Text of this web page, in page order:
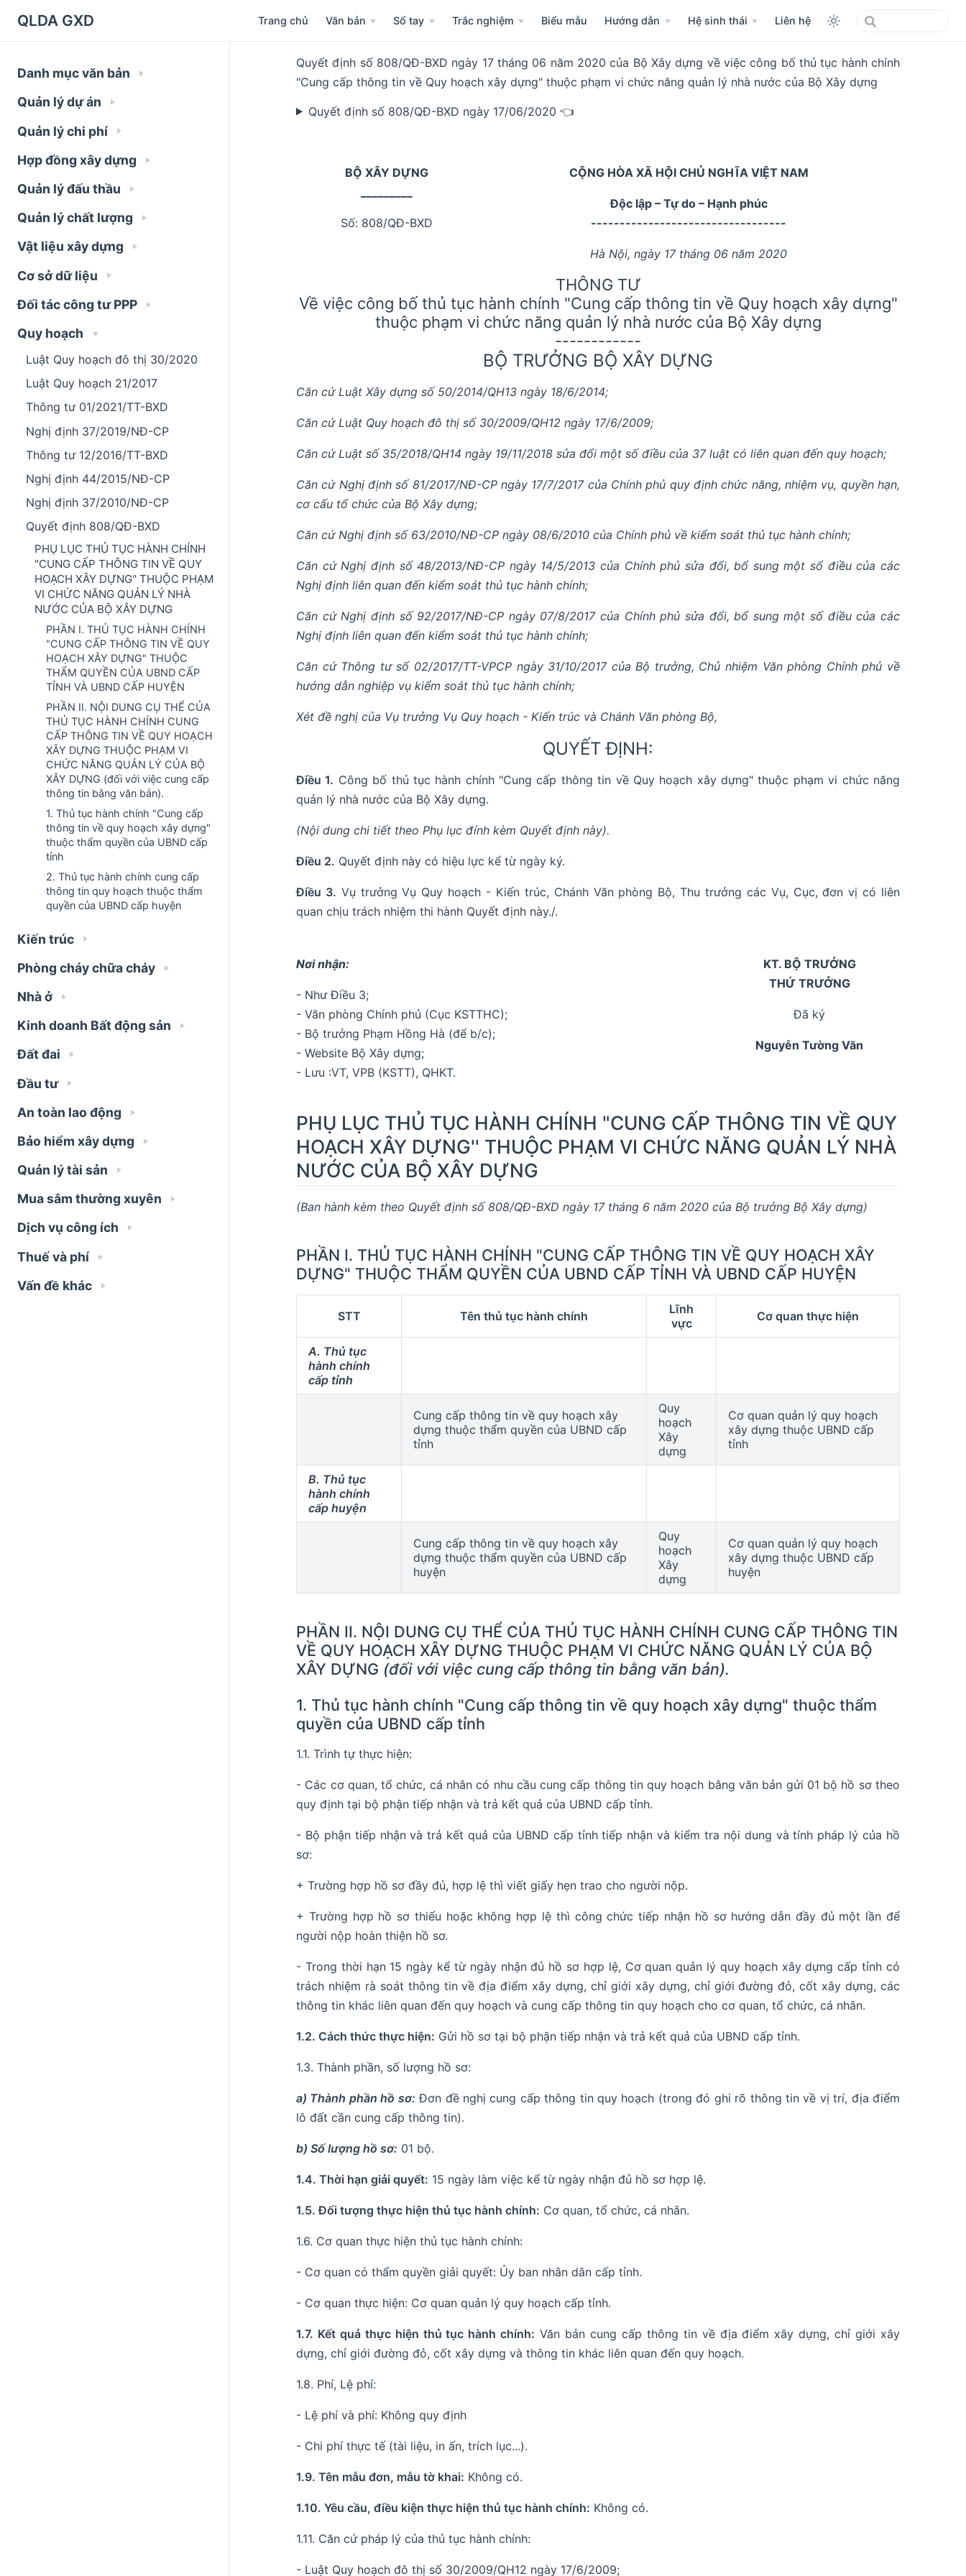
QLDA GXD Trang chủ Văn bản Sổ tay Trắc nghiệm Biểu mẫu Hướng dẫn Hệ sinh thái Liên hệ
Danh mục văn bản
Quản lý dự án
Quản lý chi phí
Hợp đồng xây dựng
Quản lý đấu thầu
Quản lý chất lượng
Vật liệu xây dựng
Cơ sở dữ liệu
Đối tác công tư PPP
Quy hoạch
Luật Quy hoạch đô thị 30/2020
Luật Quy hoạch 21/2017
Thông tư 01/2021/TT-BXD
Nghị định 37/2019/NĐ-CP
Thông tư 12/2016/TT-BXD
Nghị định 44/2015/NĐ-CP
Nghị định 37/2010/NĐ-CP
Quyết định 808/QĐ-BXD
PHỤ LỤC THỦ TỤC HÀNH CHÍNH
"CUNG CẤP THÔNG TIN VỀ QUY
HOẠCH XÂY DỰNG'' THUỘC PHẠM
VI CHỨC NĂNG QUẢN LÝ NHÀ
NƯỚC CỦA BỘ XÂY DỰNG
PHẦN I. THỦ TỤC HÀNH CHÍNH
"CUNG CẤP THÔNG TIN VỀ QUY
HOẠCH XÂY DỰNG" THUỘC
THẨM QUYỀN CỦA UBND CẤP
TỈNH VÀ UBND CẤP HUYỆN
PHẦN II. NỘI DUNG CỤ THỂ CỦA
THỦ TỤC HÀNH CHÍNH CUNG
CẤP THÔNG TIN VỀ QUY HOẠCH
XÂY DỰNG THUỘC PHẠM VI
CHỨC NĂNG QUẢN LÝ CỦA BỘ
XÂY DỰNG (đối với việc cung cấp
thông tin bằng văn bản).
1. Thủ tục hành chính "Cung cấp
thông tin về quy hoạch xây dựng"
thuộc thẩm quyền của UBND cấp
tỉnh
2. Thủ tục hành chính cung cấp
thông tin quy hoạch thuộc thẩm
quyền của UBND cấp huyện
Kiến trúc
Phòng cháy chữa cháy
Nhà ở
Kinh doanh Bất động sản
Đất đai
Đầu tư
An toàn lao động
Bảo hiểm xây dựng
Quản lý tài sản
Mua sắm thường xuyên
Dịch vụ công ích
Thuế và phí
Vấn đề khác
Quyết định số 808/QĐ-BXD ngày 17 tháng 06 năm 2020 của Bộ Xây dựng về việc công bố thủ tục hành chính
"Cung cấp thông tin về Quy hoạch xây dựng" thuộc phạm vi chức năng quản lý nhà nước của Bộ Xây dựng
Quyết định số 808/QĐ-BXD ngày 17/06/2020 👈
BỘ XÂY DỰNG
Số: 808/QĐ-BXD
CỘNG HÒA XÃ HỘI CHỦ NGHĨA VIỆT NAM
Độc lập – Tự do – Hạnh phúc
----------------------------------
Hà Nội, ngày 17 tháng 06 năm 2020
THÔNG TƯ
Về việc công bố thủ tục hành chính "Cung cấp thông tin về Quy hoạch xây dựng"
thuộc phạm vi chức năng quản lý nhà nước của Bộ Xây dựng
------------
BỘ TRƯỞNG BỘ XÂY DỰNG
Căn cứ Luật Xây dựng số 50/2014/QH13 ngày 18/6/2014;
Căn cứ Luật Quy hoạch đô thị số 30/2009/QH12 ngày 17/6/2009;
Căn cứ Luật số 35/2018/QH14 ngày 19/11/2018 sửa đổi một số điều của 37 luật có liên quan đến quy hoạch;
Căn cứ Nghị định số 81/2017/NĐ-CP ngày 17/7/2017 của Chính phủ quy định chức năng, nhiệm vụ, quyền hạn,
cơ cấu tổ chức của Bộ Xây dựng;
Căn cứ Nghị định số 63/2010/NĐ-CP ngày 08/6/2010 của Chính phủ về kiểm soát thủ tục hành chính;
Căn cứ Nghị định số 48/2013/NĐ-CP ngày 14/5/2013 của Chính phủ sửa đổi, bổ sung một sổ điều của các
Nghị định liên quan đến kiểm soát thủ tục hành chính;
Căn cứ Nghị định số 92/2017/NĐ-CP ngày 07/8/2017 của Chính phủ sửa đổi, bổ sung một số điều của các
Nghị định liên quan đến kiểm soát thủ tục hành chính;
Căn cứ Thông tư số 02/2017/TT-VPCP ngày 31/10/2017 của Bộ trưởng, Chủ nhiệm Văn phòng Chính phủ về
hướng dẫn nghiệp vụ kiểm soát thủ tục hành chính;
Xét đề nghị của Vụ trưởng Vụ Quy hoạch - Kiến trúc và Chánh Văn phòng Bộ,
QUYẾT ĐỊNH:
Điều 1. Công bố thủ tục hành chính "Cung cấp thông tin về Quy hoạch xây dựng" thuộc phạm vi chức năng
quản lý nhà nước của Bộ Xây dựng.
(Nội dung chi tiết theo Phụ lục đính kèm Quyết định này).
Điều 2. Quyết định này có hiệu lực kể từ ngày ký.
Điều 3. Vụ trưởng Vụ Quy hoạch - Kiến trúc, Chánh Văn phòng Bộ, Thu trưởng các Vụ, Cục, đơn vị có liên
quan chịu trách nhiệm thi hành Quyết định này./.
Nơi nhận:
- Như Điều 3;
- Văn phòng Chính phủ (Cục KSTTHC);
- Bộ trưởng Phạm Hồng Hà (để b/c);
- Website Bộ Xây dựng;
- Lưu :VT, VPB (KSTT), QHKT.
KT. BỘ TRƯỞNG
THỨ TRƯỞNG
Đã ký
Nguyễn Tường Văn
PHỤ LỤC THỦ TỤC HÀNH CHÍNH "CUNG CẤP THÔNG TIN VỀ QUY
HOẠCH XÂY DỰNG'' THUỘC PHẠM VI CHỨC NĂNG QUẢN LÝ NHÀ
NƯỚC CỦA BỘ XÂY DỰNG
(Ban hành kèm theo Quyết định số 808/QĐ-BXD ngày 17 tháng 6 năm 2020 của Bộ trưởng Bộ Xây dựng)
PHẦN I. THỦ TỤC HÀNH CHÍNH "CUNG CẤP THÔNG TIN VỀ QUY HOẠCH XÂY
DỰNG" THUỘC THẨM QUYỀN CỦA UBND CẤP TỈNH VÀ UBND CẤP HUYỆN
STT Tên thủ tục hành chính
Lĩnh
vực
Cơ quan thực hiện
A. Thủ tục
hành chính
cấp tỉnh
Cung cấp thông tin về quy hoạch xây
dựng thuộc thẩm quyền của UBND cấp
tỉnh
Quy
hoạch
Xây
dựng
Cơ quan quản lý quy hoạch
xây dựng thuộc UBND cấp
tỉnh
B. Thủ tục
hành chính
cấp huyện
Cung cấp thông tin về quy hoạch xây
dựng thuộc thẩm quyền của UBND cấp
huyện
Quy
hoạch
Xây
dựng
Cơ quan quản lý quy hoạch
xây dựng thuộc UBND cấp
huyện
PHẦN II. NỘI DUNG CỤ THỂ CỦA THỦ TỤC HÀNH CHÍNH CUNG CẤP THÔNG TIN
VỀ QUY HOẠCH XÂY DỰNG THUỘC PHẠM VI CHỨC NĂNG QUẢN LÝ CỦA BỘ
XÂY DỰNG (đối với việc cung cấp thông tin bằng văn bản).
1. Thủ tục hành chính "Cung cấp thông tin về quy hoạch xây dựng" thuộc thẩm
quyền của UBND cấp tỉnh
1.1. Trình tự thực hiện:
- Các cơ quan, tổ chức, cá nhân có nhu cầu cung cấp thông tin quy hoạch bằng văn bản gửi 01 bộ hồ sơ theo
quy định tại bộ phận tiếp nhận và trả kết quả của UBND cấp tỉnh.
- Bộ phận tiếp nhận và trả kết quả của UBND cấp tỉnh tiếp nhận và kiểm tra nội dung và tính pháp lý của hồ
sơ:
+ Trường hợp hồ sơ đầy đủ, hợp lệ thì viết giấy hẹn trao cho người nộp.
+ Trường hợp hồ sơ thiếu hoặc không hợp lệ thì công chức tiếp nhận hồ sơ hướng dẫn đầy đủ một lần để
người nộp hoàn thiện hồ sơ.
- Trong thời hạn 15 ngày kể từ ngày nhận đủ hồ sơ hợp lệ, Cơ quan quản lý quy hoạch xây dựng cấp tỉnh có
trách nhiệm rà soát thông tin về địa điểm xây dựng, chỉ giới xây dựng, chỉ giới đường đỏ, cốt xây dựng, các
thông tin khác liên quan đến quy hoạch và cung cấp thông tin quy hoạch cho cơ quan, tổ chức, cá nhân.
1.2. Cách thức thực hiện: Gửi hồ sơ tại bộ phận tiếp nhận và trả kết quả của UBND cấp tỉnh.
1.3. Thành phần, số lượng hồ sơ:
a) Thành phần hồ sơ: Đơn đề nghị cung cấp thông tin quy hoạch (trong đó ghi rõ thông tin về vị trí, địa điểm
lô đất cần cung cấp thông tin).
b) Số lượng hồ sơ: 01 bộ.
1.4. Thời hạn giải quyết: 15 ngày làm việc kể từ ngày nhận đủ hồ sơ hợp lệ.
1.5. Đối tượng thực hiện thủ tục hành chính: Cơ quan, tổ chức, cá nhân.
1.6. Cơ quan thực hiện thủ tục hành chính:
- Cơ quan có thẩm quyền giải quyết: Ủy ban nhân dân cấp tỉnh.
- Cơ quan thực hiện: Cơ quan quản lý quy hoạch cấp tỉnh.
1.7. Kết quả thực hiện thủ tục hành chính: Văn bản cung cấp thông tin về địa điểm xây dựng, chỉ giới xây
dựng, chỉ giới đường đỏ, cốt xây dựng và thông tin khác liên quan đến quy hoạch.
1.8. Phí, Lệ phí:
- Lệ phí và phí: Không quy định
- Chi phí thực tế (tài liệu, in ấn, trích lục...).
1.9. Tên mẫu đơn, mẫu tờ khai: Không có.
1.10. Yêu cầu, điều kiện thực hiện thủ tục hành chính: Không có.
1.11. Căn cứ pháp lý của thủ tục hành chính:
- Luật Quy hoạch đô thị số 30/2009/QH12 ngày 17/6/2009;